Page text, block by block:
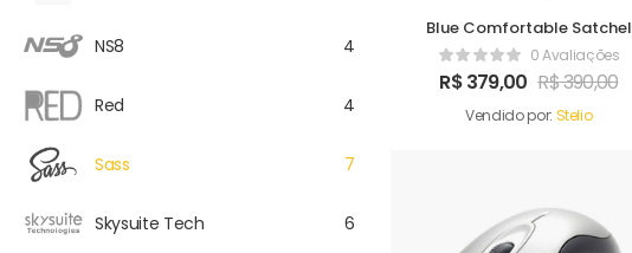
NS8 4
Red 4
Sass 7
Skysuite Tech 6
Blue Comfortable Satchel
0 Avaliações
R$379,00 R$390,00
Vendido por: Stelio